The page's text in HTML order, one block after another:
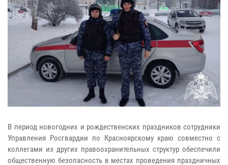
В период новогодних и рождественских праздников сотрудники
Управления Росгвардии по Красноярскому краю совместно с
коллегами из других правоохранительных структур обеспечили
общественную безопасность в местах проведения праздничных